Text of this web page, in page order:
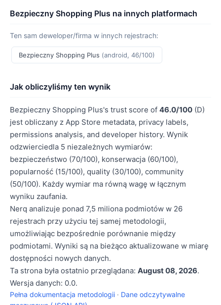
Bezpieczny Shopping Plus na innych platformach
Ten sam deweloper/firma w innych rejestrach:
Bezpieczny Shopping Plus (android, 46/100)
Jak obliczyliśmy ten wynik
Bezpieczny Shopping Plus's trust score of 46.0/100 (D)
jest obliczany z App Store metadata, privacy labels,
permissions analysis, and developer history. Wynik
odzwierciedla 5 niezależnych wymiarów:
bezpieczeństwo (70/100), konserwacja (60/100),
popularność (15/100), quality (30/100), community
(50/100). Każdy wymiar ma równą wagę w łącznym
wyniku zaufania.
Nerq analizuje ponad 7,5 miliona podmiotów w 26
rejestrach przy użyciu tej samej metodologii,
umożliwiając bezpośrednie porównanie między
podmiotami. Wyniki są na bieżąco aktualizowane w miarę
dostępności nowych danych.
Ta strona była ostatnio przeglądana: August 08, 2026.
Wersja danych: 0.0.
Pełna dokumentacja metodologii · Dane odczytywalne